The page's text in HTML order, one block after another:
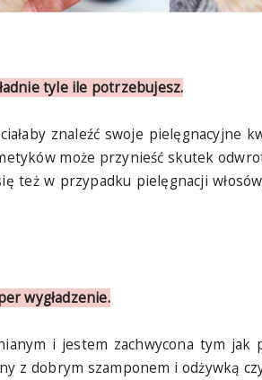
tyle ile potrzebujesz.
znaleźć swoje pielęgnacyjne
może przynieść skutek
też w przypadku pielęgnacji
wygładzenie.
i jestem zachwycona tym jak
z dobrym szamponem i odżywką